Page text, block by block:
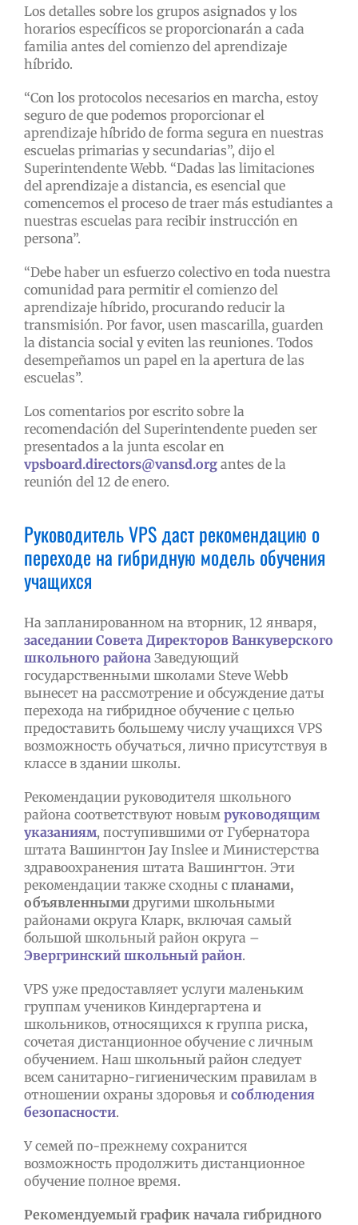
Los detalles sobre los grupos asignados y los
horarios específicos se proporcionarán a cada
familia antes del comienzo del aprendizaje
híbrido.
“Con los protocolos necesarios en marcha, estoy
seguro de que podemos proporcionar el
aprendizaje híbrido de forma segura en nuestras
escuelas primarias y secundarias”, dijo el
Superintendente Webb. “Dadas las limitaciones
del aprendizaje a distancia, es esencial que
comencemos el proceso de traer más estudiantes a
nuestras escuelas para recibir instrucción en
persona”.
“Debe haber un esfuerzo colectivo en toda nuestra
comunidad para permitir el comienzo del
aprendizaje híbrido, procurando reducir la
transmisión. Por favor, usen mascarilla, guarden
la distancia social y eviten las reuniones. Todos
desempeñamos un papel en la apertura de las
escuelas”.
Los comentarios por escrito sobre la
recomendación del Superintendente pueden ser
presentados a la junta escolar en
vpsboard.directors@vansd.organtes de la
reunión del 12 de enero.
Руководитель VPS даст рекомендацию о
переходе на гибридную модель обучения
учащихся
На запланированном на вторник, 12 января,
заседании Совета Директоров Ванкуверского
школьного района Заведующий
государственными школами Steve Webb
вынесет на рассмотрение и обсуждение даты
перехода на гибридное обучение с целью
предоставить большему числу учащихся VPS
возможность обучаться, лично присутствуя в
классе в здании школы.
Рекомендации руководителя школьного
района соответствуют новым руководящим
указаниям, поступившими от Губернатора
штата Вашингтон Jay Inslee и Министерства
здравоохранения штата Вашингтон. Эти
рекомендации также сходны с планами,
объявленнымидругими школьными
районами округа Кларк, включая самый
большой школьный район округа –
Эвергринский школьный район.
VPS уже предоставляет услуги маленьким
группам учеников Киндергартена и
школьников, относящихся к группа риска,
сочетая дистанционное обучение с личным
обучением. Наш школьный район следует
всем санитарно-гигиеническим правилам в
отношении охраны здоровья и соблюдения
безопасности.
У семей по-прежнему сохранится
возможность продолжить дистанционное
обучение полное время.
Рекомендуемый график начала гибридного